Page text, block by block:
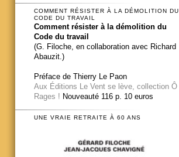
COMMENT RÉSISTER À LA DÉMOLITION DU
CODE DU TRAVAIL
Comment résister à la démolition du
Code du travail
(G. Filoche, en collaboration avec Richard
Abauzit.)
Préface de Thierry Le Paon
Aux Éditions Le Vent se lève, collection Ô
Rages ! Nouveauté 116 p. 10 euros
UNE VRAIE RETRAITE À 60 ANS